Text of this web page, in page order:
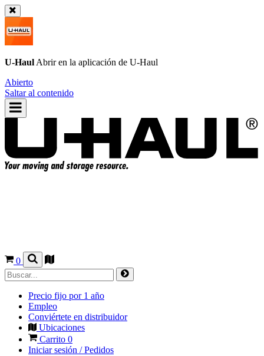
U-Haul Abrir en la aplicación de U-Haul
Abierto
Saltar al contenido
0
Precio fijo por 1 año
Empleo
Conviértete en distribuidor
Ubicaciones
Carrito 0
Iniciar sesión / Pedidos